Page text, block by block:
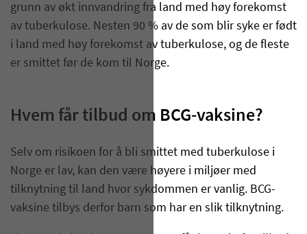
grunn av økt innvandring fra land med høy forekomst
av tuberkulose. Nesten 90 % av de som blir syke er født
i land med høy forekomst av tuberkulose, og de fleste
er smittet før de kom til Norge.
Hvem får tilbud om BCG-vaksine?
Selv om risikoen for å bli smittet med tuberkulose i
Norge er lav, kan den være høyere i miljøer med
tilknytning til land hvor sykdommen er vanlig. BCG-
vaksine tilbys derfor barn som har en slik tilknytning.